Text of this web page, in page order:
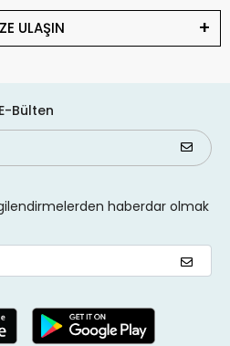
ULAŞIN
E-Bülten
haberdar olmak